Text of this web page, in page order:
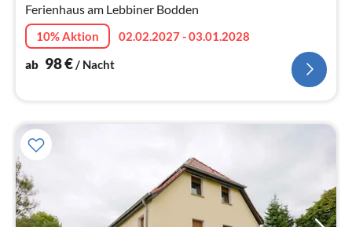
Ferienhaus am Lebbiner Bodden
10% Aktion
02.02.2027 - 03.01.2028
ab 98€/ Nacht